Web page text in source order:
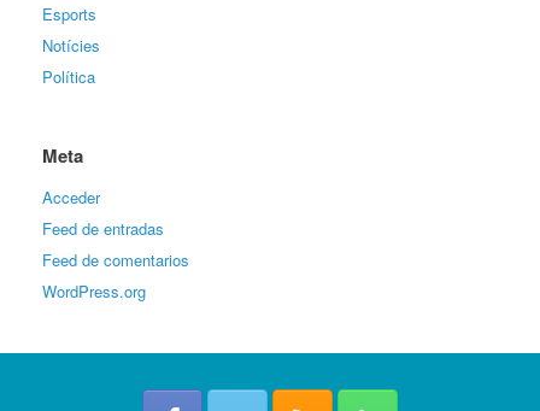
Esports
Notícies
Política
Meta
Acceder
Feed de entradas
Feed de comentarios
WordPress.org